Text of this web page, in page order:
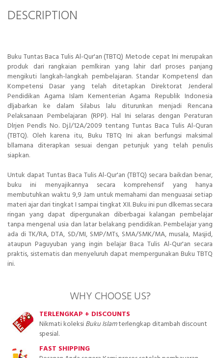
DESCRIPTION
Buku Tuntas Baca Tulis Al-Qur'an (TBTQ) Metode cepat Ini merupakan
produk dari rangkaian pemlkiran yang lahir darl proses panjang
mengikuti langkah-langkah pembelajaran. Standar Kompetensl dan
Kompetensi Dasar yang telah ditetapkan Direktorat Jenderal
Pendidikan Agama Islam Kementerian Agama Republik Indonesia
dljabarkan ke dalam Silabus lalu diturunkan menjadi Rencana
Pelaksanaan Pembelajaran (RPP). Hal Ini selaras dengan Peraturan
Dlrjen Pendls No. Dj.l/12A/2009 tentang Tuntas Baca Tulis Al-Quran
(TBTQ). Oleh karena itu, Buku TBTQ Ini akan berfungsi maksimal
bllamana diterapkan sesuai dengan petunjuk yang telah penulis
siapkan.
Untuk dapat Tuntas Baca Tulis Al-Qur'an (TBTQ) secara baikdan benar,
buku ini menyajikannya secara komprehensif yang hanya
membutuhkan waktu 9,9 Jam untuk memahami dan menguasai setiap
materi ajar dari tingkat I sampai tingkat XII. Buku ini pun dlkemas secara
ringan yang dapat dipergunakan diberbagai kalangan pembelajar
tanpa mengenal usia dan latar belakang pendidikan. Pembelajar yang
ada di TK/RA, DTA, SD/MI, SMP/MTs, SMA/SMK/MA, musala, Masjid,
ataupun Paguyuban yang ingin belajar Baca Tulis Al-Qur'an secara
praktis, sistematis dan menyeluruh dapat mempergunakan Buku TBTQ
ini.
WHY CHOOSE US?
TERLENGKAP + DISCOUNTS
Nikmati koleksiBuku Islamterlengkap ditambah discount
spesial.
FAST SHIPPING